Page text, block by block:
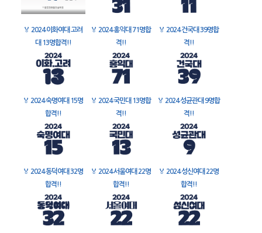
🏅 2024 이화여대 고려
대 13명합격!!
🏅 2024 홍익대 71명합
격!!
🏅 2024 건국대 39명합
격!!
🏅 2024 숙명여대 15명
합격!!
🏅 2024 국민대 13명합
격!!
🏅 2024 성균관대 9명합
격!!
🏅 2024 동덕여대 32명
합격!!
🏅 2024 서울여대 22명
합격!!
🏅 2024 성신여대 22명
합격!!